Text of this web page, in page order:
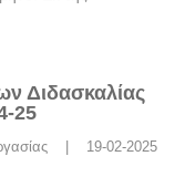
Διδασκαλίας
25
    |    19-02-2025